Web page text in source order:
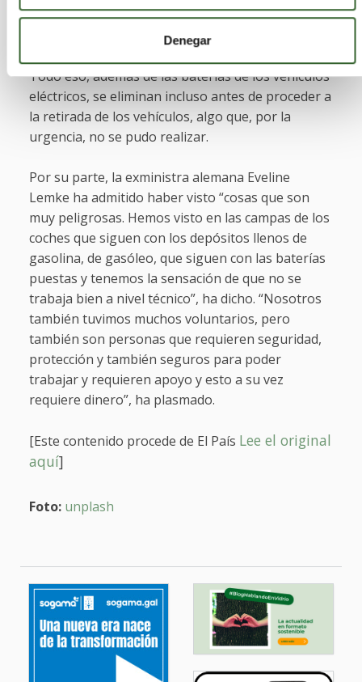
Denegar
los vehículos: de freno, refrigerantes,
combustibles, etc. para luego poder hacer una
Todo eso, además de las baterías de los vehículos
eléctricos, se eliminan incluso antes de proceder a
la retirada de los vehículos, algo que, por la
urgencia, no se pudo realizar.
Por su parte, la exministra alemana Eveline
Lemke ha admitido haber visto “cosas que son
muy peligrosas. Hemos visto en las campas de los
coches que siguen con los depósitos llenos de
gasolina, de gasóleo, que siguen con las baterías
puestas y tenemos la sensación de que no se
trabaja bien a nivel técnico”, ha dicho. “Nosotros
también tuvimos muchos voluntarios, pero
también son personas que requieren seguridad,
protección y también seguros para poder
trabajar y requieren apoyo y esto a su vez
requiere dinero”, ha plasmado.
[Este contenido procede de El País Lee el original
aquí]
Foto: unplash